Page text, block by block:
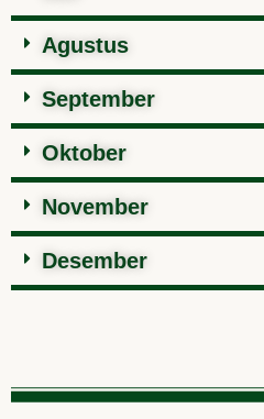
Agustus
September
Oktober
November
Desember